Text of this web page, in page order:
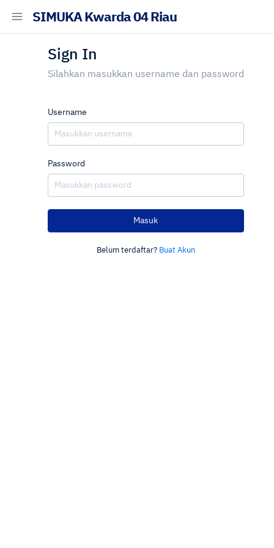
SIMUKA Kwarda 04 Riau
Sign In
Silahkan masukkan username dan password
Username
Password
Masuk
Belum terdaftar? Buat Akun